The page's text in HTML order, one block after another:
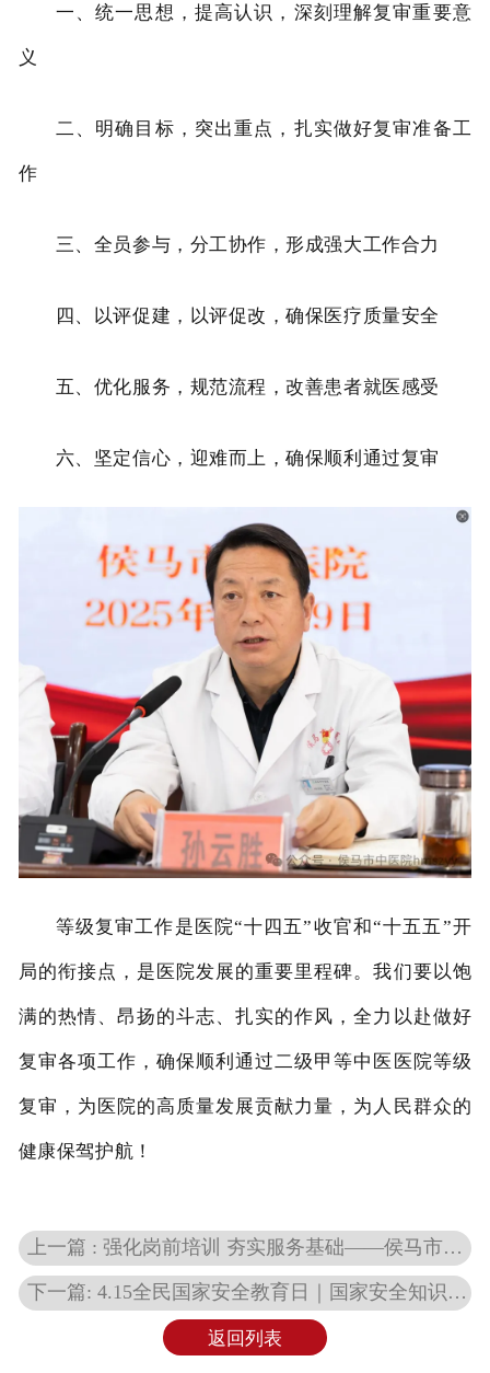
一、统一思想，提高认识，深刻理解复审重要意
义
二、 明确目标，突出重点，扎实做好复审准备工
作
三、 全员参与，分工协作，形成强大工作合力
四、 以评促建，以评促改，确保医疗 质量安全
五、 优化服务 ， 规范流程，改善患者就医感受
六、 坚定信心，迎难而上，确保顺利通过复审
等级复审工作是医院“十四五”收官和“十五五”开
局的衔接点，是医院发展的重要里程碑。我们要以饱
满的热情、昂扬的斗志、扎实的作风，全力以赴做好
复审各项工作，确保顺利通过二级甲等中医医院等级
复审，为医院的高质量发展贡献力量，为人民群众的
健康保驾护航！
上一篇 : 强化岗前培训 夯实服务基础——侯马市中医院开展2024年岗前培训
下一篇: 4.15全民国家安全教育日｜国家安全知识学起来
返回列表